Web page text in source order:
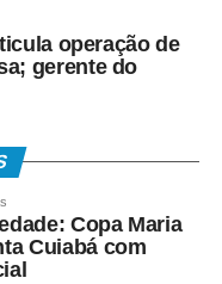
operação de
gerente do
Copa Maria
Cuiabá com